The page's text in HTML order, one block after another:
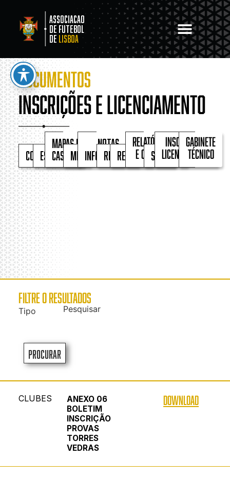
Associacao
de Futebol
de Lisboa
DOCUMENTOS
Inscrições e Licenciamento
Comunicados
Estatutos
Mapas de
CastigosMemorandos
Notas
Informativas
Regimentos
Regulamentos
Relatórios
e contasSeguros
Inscrições e
Licenciamento
Gabinete
Técnico
FILTRE O RESULTADOS
Tipo Pesquisar
Procurar
CLUBES
ANEXO 06
BOLETIM
INSCRIÇÃO
PROVAS
TORRES
VEDRAS
DOWNLOAD